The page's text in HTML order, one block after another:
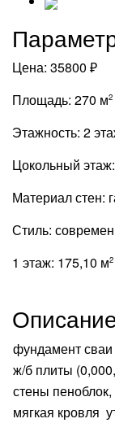
Цена: 35800 ₽
Площадь: 270 м2
Этажность: 2
Цокольный этаж:
Материал стен:
Стиль:
1 этаж: 175,10 м2
фундамент сваи
ж/б плиты
стены
мягкая кровля